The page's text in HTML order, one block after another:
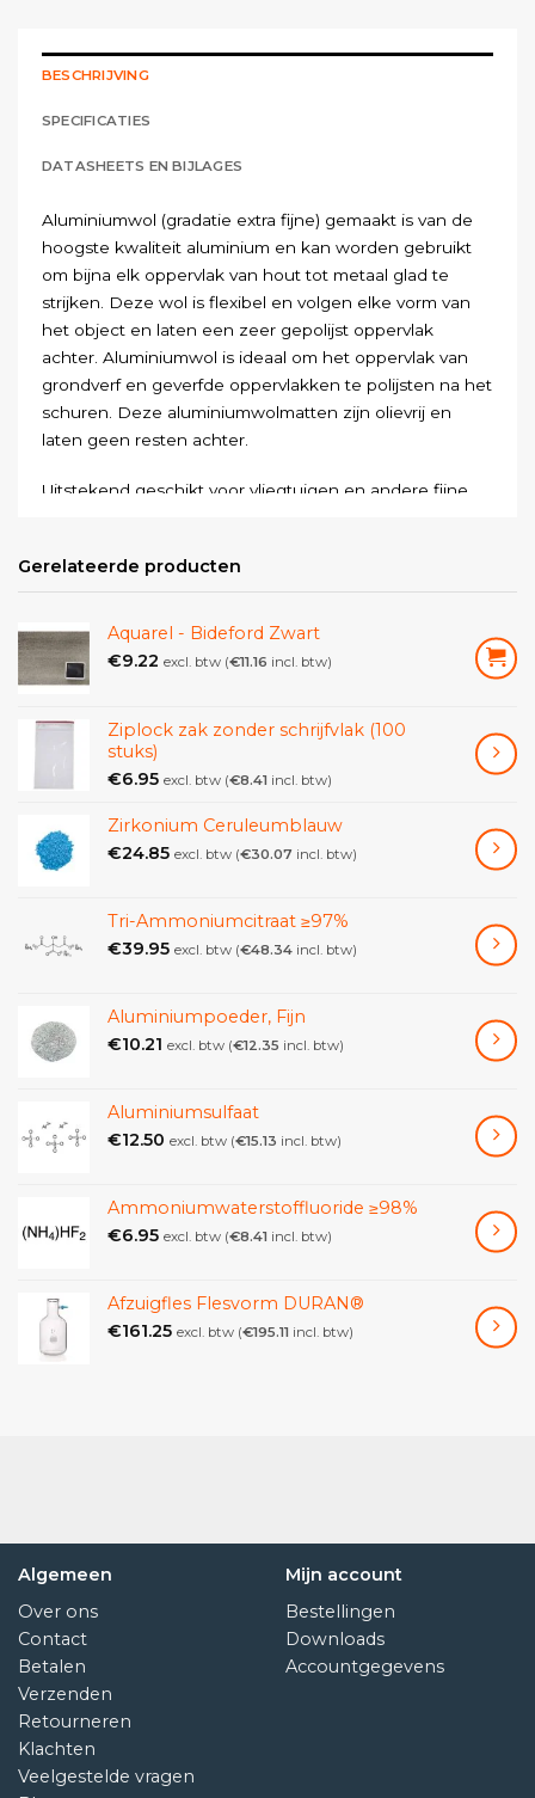
BESCHRIJVING
SPECIFICATIES
DATASHEETS EN BIJLAGES
Aluminiumwol (gradatie extra fijne) gemaakt is van de
hoogste kwaliteit aluminium en kan worden gebruikt
om bijna elk oppervlak van hout tot metaal glad te
strijken. Deze wol is flexibel en volgen elke vorm van
het object en laten een zeer gepolijst oppervlak
achter. Aluminiumwol is ideaal om het oppervlak van
grondverf en geverfde oppervlakken te polijsten na het
schuren. Deze aluminiumwolmatten zijn olievrij en
laten geen resten achter.
Uitstekend geschikt voor vliegtuigen en andere fijne
te krijgen en te onderhouden.
Zeer geschikt voor het strippen van verf.
Verwijdert oxidatie.
een aluminium romp.
Aluminiumwol fijn is vergelijkbaar met staalwol 1.
Gerelateerde producten
Aquarel - Bideford Zwart
€9.22 excl. btw (€11.16 incl. btw)
Ziplock zak zonder schrijfvlak (100
stuks)
€6.95 excl. btw (€8.41 incl. btw)
Zirkonium Ceruleumblauw
€24.85 excl. btw (€30.07 incl. btw)
Tri-Ammoniumcitraat ≥97%
€39.95 excl. btw (€48.34 incl. btw)
Aluminiumpoeder, Fijn
€10.21 excl. btw (€12.35 incl. btw)
Aluminiumsulfaat
€12.50 excl. btw (€15.13 incl. btw)
Ammoniumwaterstoffluoride ≥98%
€6.95 excl. btw (€8.41 incl. btw)
Afzuigfles Flesvorm DURAN®
€161.25 excl. btw (€195.11 incl. btw)
Algemeen
Over ons
Contact
Betalen
Verzenden
Retourneren
Klachten
Veelgestelde vragen
Mijn account
Bestellingen
Downloads
Accountgegevens